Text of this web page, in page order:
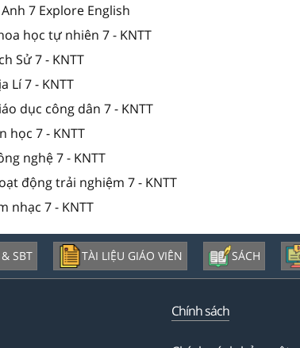
7 Explore English
học tự nhiên 7 - KNTT
Sử 7 - KNTT
Lí 7 - KNTT
dục công dân 7 - KNTT
học 7 - KNTT
nghệ 7 - KNTT
động trải nghiệm 7 - KNTT
nhạc 7 - KNTT
SBT TÀI LIỆU GIÁO VIÊN SÁCH
Chính sách